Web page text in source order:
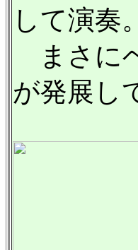
して演奏。
まさに
が発展し